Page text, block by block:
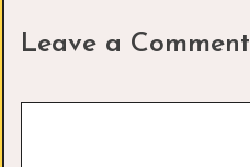
Leave a Comment